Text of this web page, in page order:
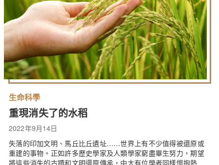
生命科學
重現消失了的水稻
2022年9月14日
失落的印加文明、馬丘比丘遺址……世界上有不少值得被還原或
重建的事物。正如許多歷史學家及人類學家窮盡畢生努力，期望
將這些消失的古蹟和文明還原傳承，中大有位學者同樣懷抱熱